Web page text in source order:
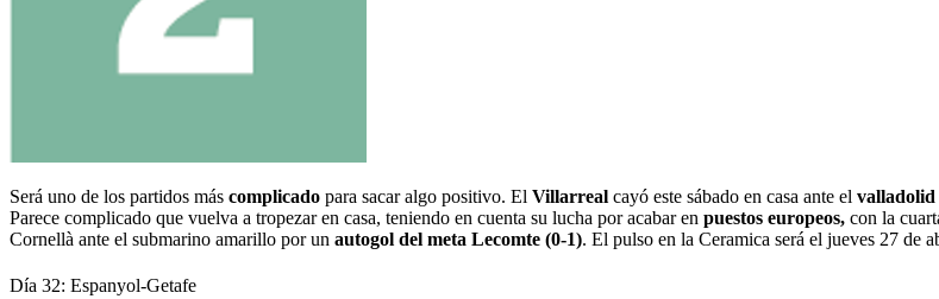
Será uno de los partidos más complicado para sacar algo positivo. El Villarreal cayó este sábado en casa ante el valladolid
Parece complicado que vuelva a tropezar en casa, teniendo en cuenta su lucha por acabar en puestos europeos, con la
Cornellà ante el submarino amarillo por un autogol del meta Lecomte (0-1). El pulso en la Ceramica será el jueves 27 de
Día 32: Espanyol-Getafe